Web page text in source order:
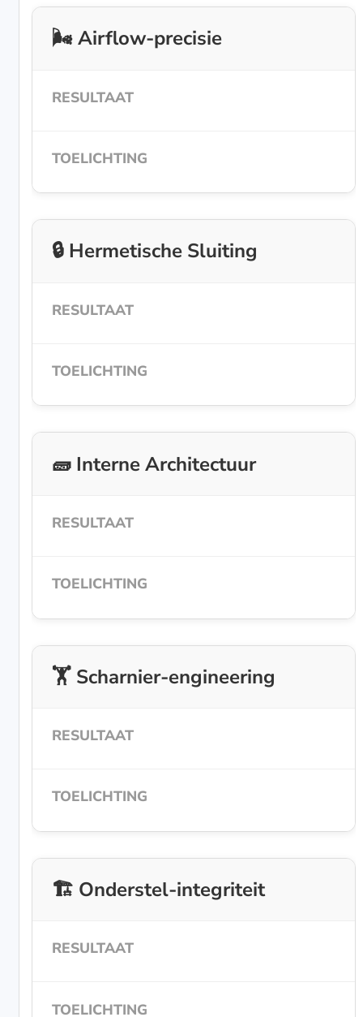
🌬️ Airflow-precisie
🔒 Hermetische Sluiting
🧱 Interne Architectuur
🏋️ Scharnier-engineering
🏗️ Onderstel-integriteit